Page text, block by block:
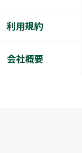
利用規約
会社概要